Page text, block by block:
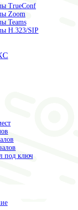
TrueConf
Zoom
Teams
H.323/SIP
под ключ